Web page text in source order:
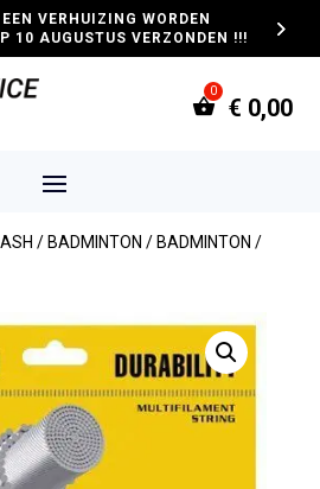
VERHUIZING WORDEN
10 AUGUSTUS VERZONDEN !!!
€ 0,00
/ BADMINTON / BADMINTON /